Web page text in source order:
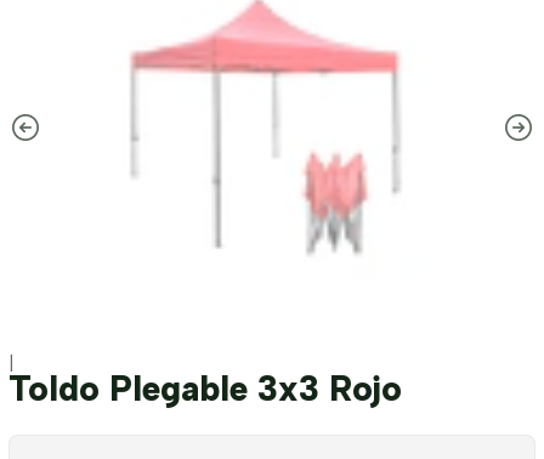
Toldo Plegable 3x3 Rojo